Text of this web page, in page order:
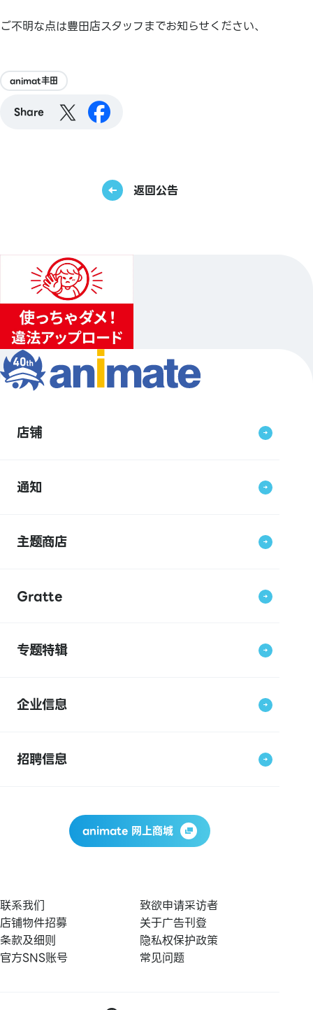
ご不明な点は豊田店スタッフまでお知らせください、
animat丰田
Share
返回公告
店铺
通知
主题商店
Gratte
专题特辑
企业信息
招聘信息
animate 网上商城
联系我们
致欲申请采访者
店铺物件招募
关于广告刊登
条款及细则
隐私权保护政策
官方SNS账号
常见问题